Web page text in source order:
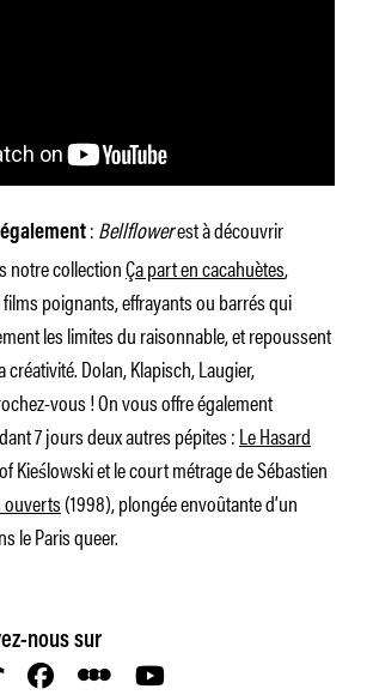
:Bellflowerest à découvrir
notre collectionÇa part en cacahuètes,
poignants, effrayants ou barrés qui
les limites du raisonnable, et repoussent
créativité. Dolan, Klapisch, Laugier,
vous ! On vous offre également
7 jours deux autres pépites :Le Hasard
Kieślowski et le court métrage de Sébastien
ouverts(1998), plongée envoûtante d’un
le Paris queer.
nous sur